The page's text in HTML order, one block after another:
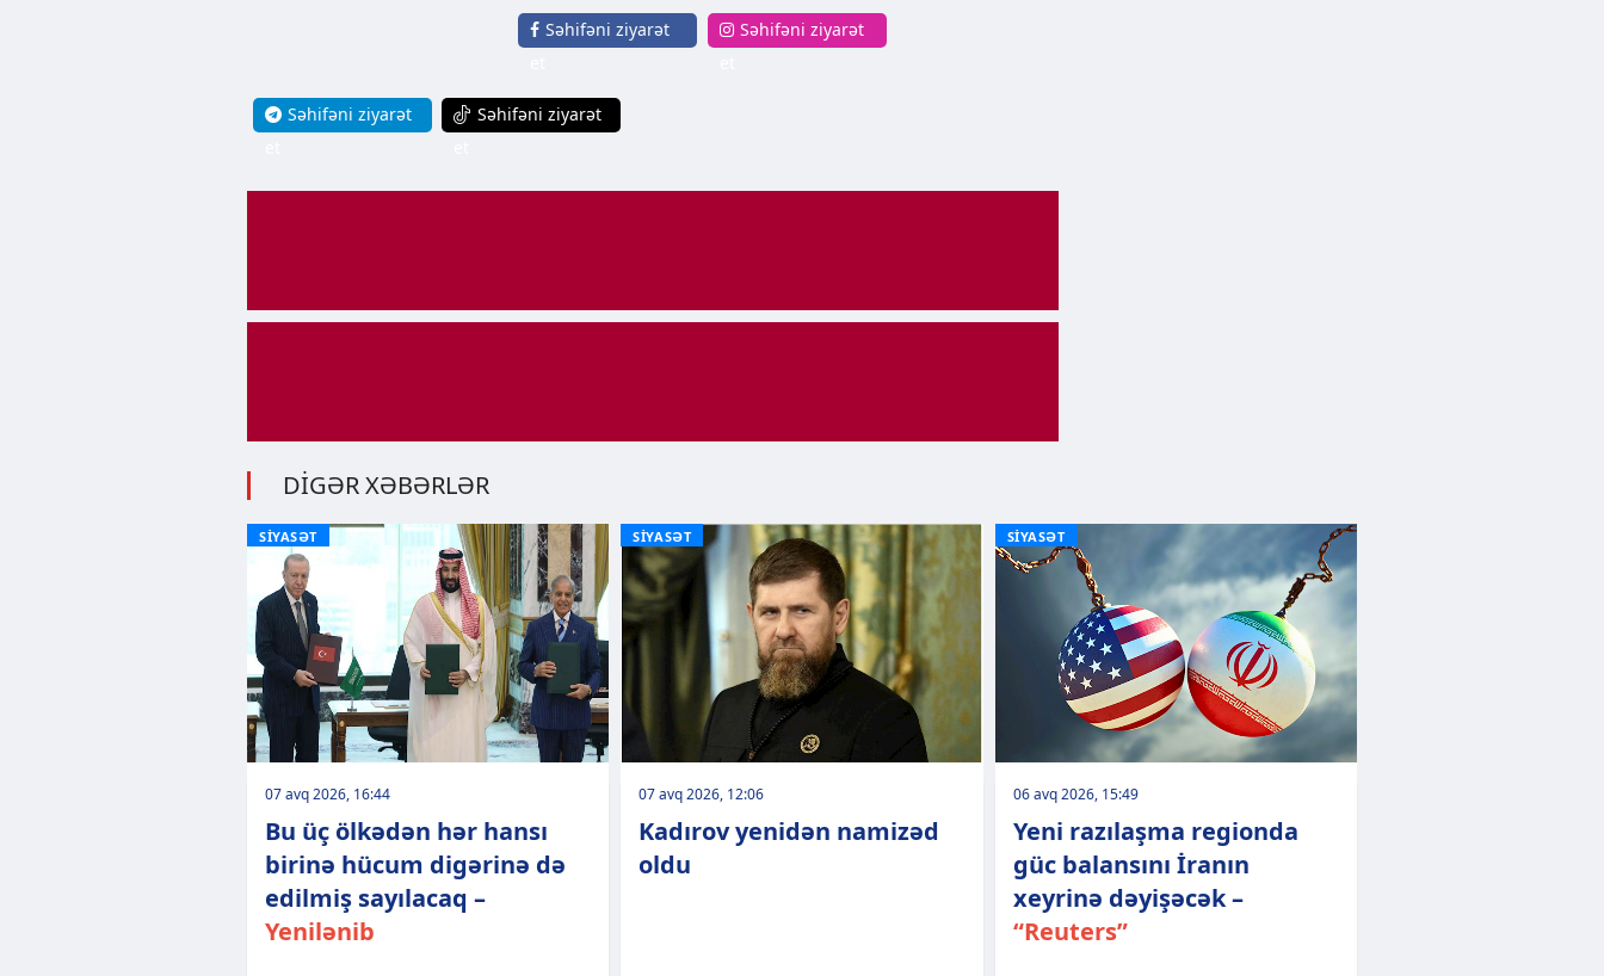
Səhifəni ziyarət
Səhifəni ziyarət
Səhifəni ziyarət
Səhifəni ziyarət
DİGƏR XƏBƏRLƏR
SİYASƏT
07 avq 2026, 16:44
Bu üç ölkədən hər hansı
birinə hücum digərinə də
edilmiş sayılacaq –
Yenilənib
SİYASƏT
07 avq 2026, 12:06
Kadırov yenidən namizəd
oldu
SİYASƏT
06 avq 2026, 15:49
Yeni razılaşma regionda
güc balansını İranın
xeyrinə dəyişəcək –
“Reuters”